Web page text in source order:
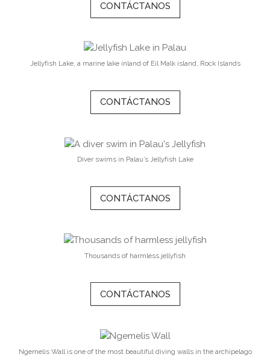
CONTÁCTANOS
Jellyfish Lake, a marine lake inland of Eil Malk island, Rock Islands
CONTÁCTANOS
Diver swims in Palau’s Jellyfish Lake
CONTÁCTANOS
Thousands of harmless jellyfish
CONTÁCTANOS
Ngemelis Wall is one of the most beautiful diving walls in the archipelago